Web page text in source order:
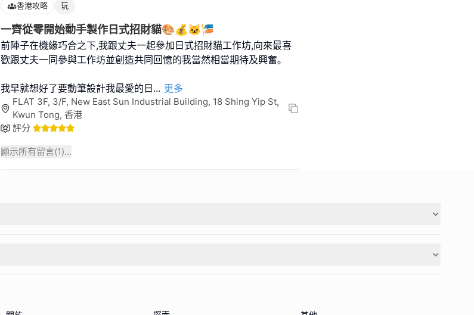
香港攻略 玩
一齊從零開始動手製作日式招財貓🎨💰🐱🎏
前陣子在機緣巧合之下,我跟丈夫一起參加日式招財貓工作坊,向來最喜
歡跟丈夫一同參與工作坊並創造共同回憶的我當然相當期待及興奮｡
我早就想好了要動筆設計我最愛的日... 更多
FLAT 3F, 3/F, New East Sun Industrial Building, 18 Shing Yip St,
Kwun Tong, 香港
評分
顯示所有留言(1)...